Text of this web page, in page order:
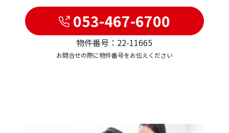
053-467-6700
物件番号：22-11665
お問合せの際に物件番号をお伝えください